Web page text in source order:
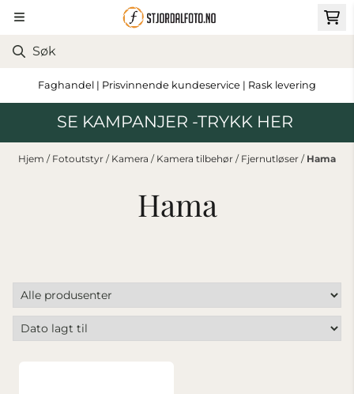
Hopp til innhold
Faghandel | Prisvinnende kundeservice | Rask levering
SE KAMPANJER -TRYKK HER
Hjem / Fotoutstyr / Kamera / Kamera tilbehør / Fjernutløser / Hama
Hama